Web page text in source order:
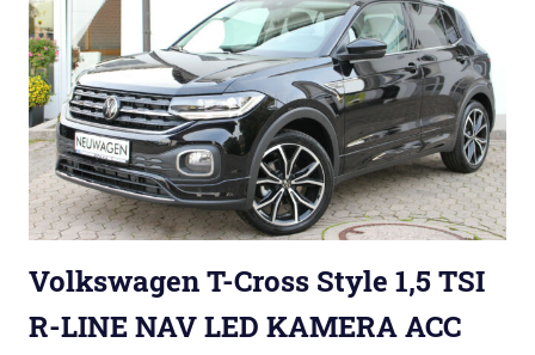
Volkswagen T-Cross Style 1,5 TSI
R-LINE NAV LED KAMERA ACC